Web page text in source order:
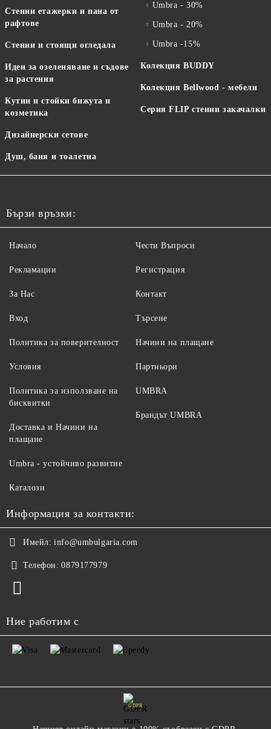
Стенни етажерки и пана от
рафтове
Стенни и стоящи огледала
Идеи за озеленяване и съдове
за растения
Кутии и стойки бижута и
козметика
Дизайнерски сетове
Душ, баня и тоалетна
Umbra - 30%
Umbra - 20%
Umbra -15%
Колекция BUDDY
Колекция Bellwood - мебели
Серия FLIP стенни закачалки
Бързи връзки:
Начало
Рекламации
За Нас
Вход
Чести Въпроси
Регистрация
Контакт
Търсене
Политика за поверителност
Условия
Политика за използване на
бисквитки
Доставка и Начини на
плащане
Начини на плащане
Партньори
UMBRA
Брандът UMBRA
Umbra - устойчиво развитие
Каталози
Информация за контакти:
Имейл: info@umbulgaria.com
Телефон: 0879177979
Ние работим с
GDPR